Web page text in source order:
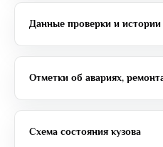
Данные проверки и
Отметки об авариях,
Схема состояния кузова